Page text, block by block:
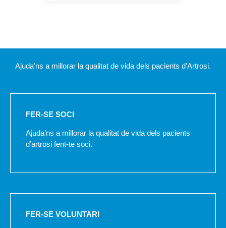
Ajuda'ns a millorar la qualitat de vida dels pacients d'Artrosi.
FER-SE SOCI
Ajuda’ns a millorar la qualitat de vida dels pacients
d’artrosi fent-te soci.
FER-SE VOLUNTARI